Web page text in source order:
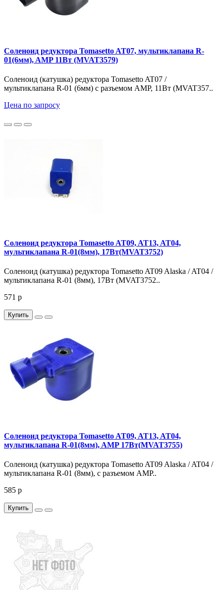
Соленоид редуктора Tomasetto AT07, мультиклапана R-
01(6мм), AMP 11Вт (MVAT3579)
Соленоид (катушка) редуктора Tomasetto AT07 /
мультиклапана R-01 (6мм) с разъемом AMP, 11Вт (MVAT357..
Цена по запросу
Соленоид редуктора Tomasetto AT09, AT13, AT04,
мультиклапана R-01(8мм), 17Вт(MVAT3752)
Соленоид (катушка) редуктора Tomasetto AT09 Alaska / AT04 /
мультиклапана R-01 (8мм), 17Вт (MVAT3752..
571 р
Купить
Соленоид редуктора Tomasetto AT09, AT13, AT04,
мультиклапана R-01(8мм), AMP 17Вт(MVAT3755)
Соленоид (катушка) редуктора Tomasetto AT09 Alaska / AT04 /
мультиклапана R-01 (8мм), с разъемом AMP..
585 р
Купить